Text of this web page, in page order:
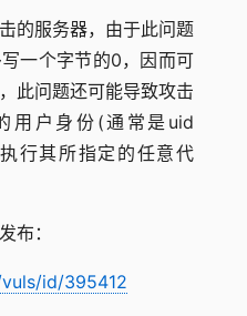
的服务器，由于此问题
一个字节的0，因而可
此问题还可能导致攻击
用户身份(通常是uid
行其所指定的任意代
布：
id/395412